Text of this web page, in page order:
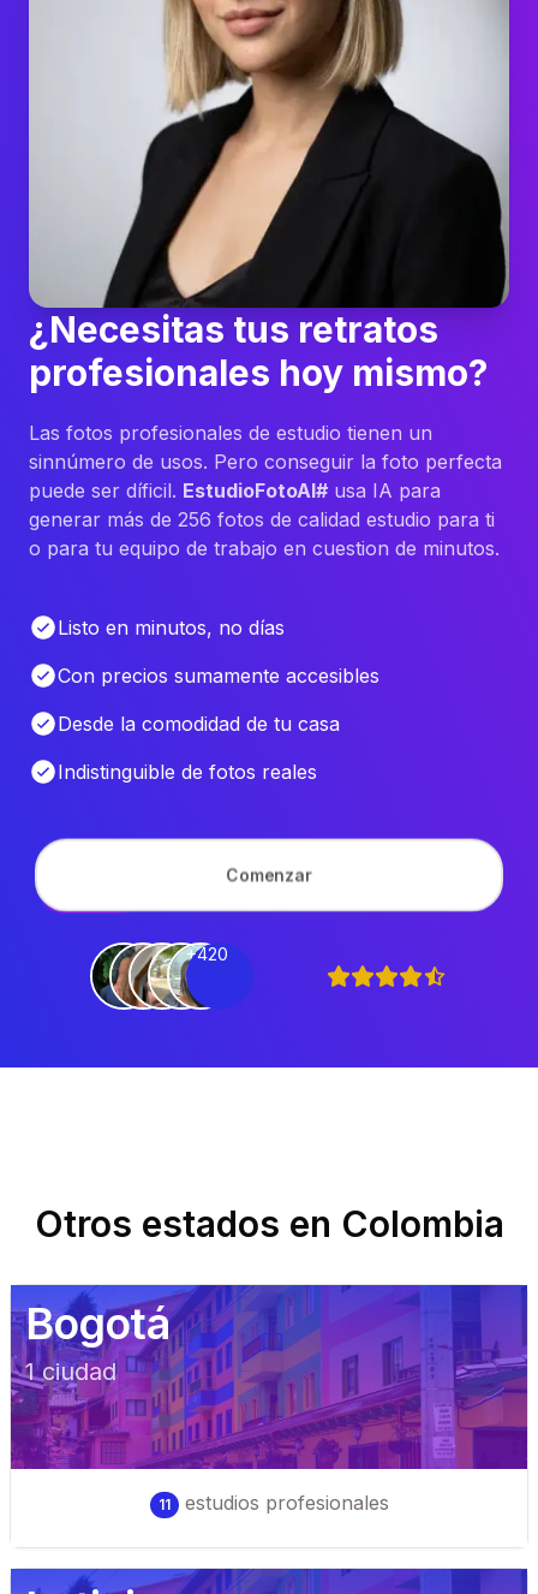
¿Necesitas tus retratos
profesionales hoy mismo?
Las fotos profesionales de estudio tienen un
sinnúmero de usos. Pero conseguir la foto perfecta
puede ser díficil. EstudioFotoAI# usa IA para
generar más de 256 fotos de calidad estudio para ti
o para tu equipo de trabajo en cuestion de minutos.
Listo en minutos, no días
Con precios sumamente accesibles
Desde la comodidad de tu casa
Indistinguible de fotos reales
Comenzar
+420
Otros estados en Colombia
Bogotá
1ciudad
11 estudios profesionales